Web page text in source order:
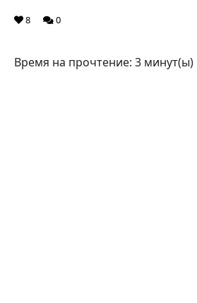
8 0
Время на прочтение: 3 минут(ы)